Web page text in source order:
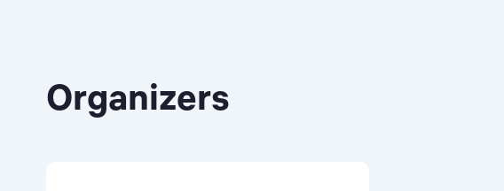
Organizers